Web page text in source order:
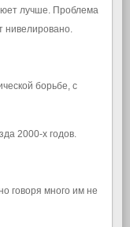
лучше. Проблема
борьбе, с
2000-х годов.
говоря много им не